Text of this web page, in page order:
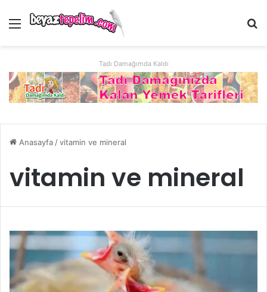
Menü
Tadı Damağımda Kaldı
Anasayfa /vitamin ve mineral
vitamin ve mineral